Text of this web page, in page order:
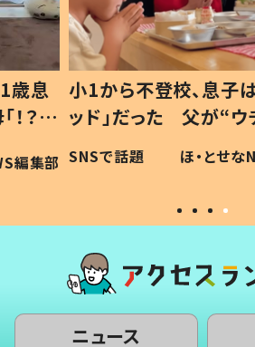
歳息
？」
編集部
小1から不登校、息子
ッド」だった 父が“
作り続ける理由とは
#令和の子
SNSで話題 ほ・とせ
ニュース